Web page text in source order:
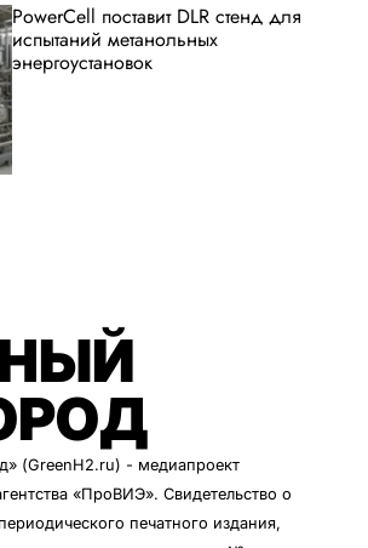
PowerCell поставит DLR стенд для
испытаний метанольных
энергоустановок
(GreenH2.ru) - медиапроект
«ПроВИЭ». Свидетельство о
печатного издания,